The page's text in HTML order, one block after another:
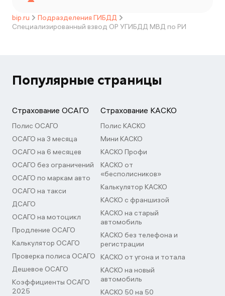
bip.ru
Подразделения ГИБДД
Специализированный взвод ОР УГИБДД МВД по РИ
Популярные страницы
Страхование ОСАГО
Полис ОСАГО
ОСАГО на 3 месяца
ОСАГО на 6 месяцев
ОСАГО без ограничений
ОСАГО по маркам авто
ОСАГО на такси
ДСАГО
ОСАГО на мотоцикл
Продление ОСАГО
Калькулятор ОСАГО
Проверка полиса ОСАГО
Дешевое ОСАГО
Коэффициенты ОСАГО
2025
Страхование КАСКО
Полис КАСКО
Мини КАСКО
КАСКО Профи
КАСКО от
«бесполисников»
Калькулятор КАСКО
КАСКО с франшизой
КАСКО на старый
автомобиль
КАСКО без телефона и
регистрации
КАСКО от угона и тотала
КАСКО на новый
автомобиль
КАСКО 50 на 50